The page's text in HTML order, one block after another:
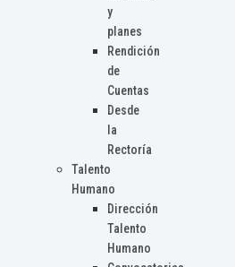
y
planes
Rendición
de
Cuentas
Desde
la
Rectoría
Talento
Humano
Dirección
Talento
Humano